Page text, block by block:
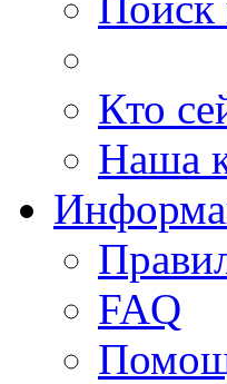
Кто
Наша
FAQ